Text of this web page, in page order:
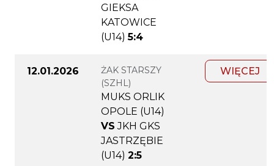
GIEKSA
KATOWICE
(U14) 5:4
12.01.2026
ŻAK STARSZY
(SZHL)
MUKS ORLIK
OPOLE (U14)
VS JKH GKS
JASTRZĘBIE
(U14) 2:5
WIĘCEJ